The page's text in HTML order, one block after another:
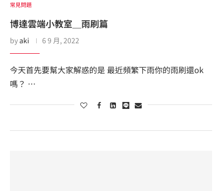
常見問題
博達雲端小教室＿雨刷篇
by aki 6 9 月, 2022
今天首先要幫大家解惑的是​ 最近頻繁下雨你的雨刷還ok
嗎？ …